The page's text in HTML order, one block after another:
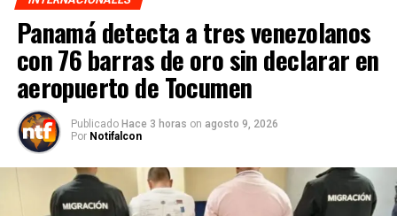
Panamá detecta a tres venezolanos
con 76 barras de oro sin declarar en
aeropuerto de Tocumen
Publicado Hace 3 horas on agosto 9, 2026
Por Notifalcon